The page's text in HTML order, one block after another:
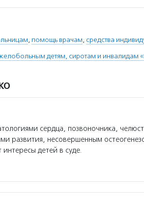
, помощь врачам, средства
детям, сиротам и инвалидам
сердца, позвоночника,
развития, несовершенным
детей в суде.